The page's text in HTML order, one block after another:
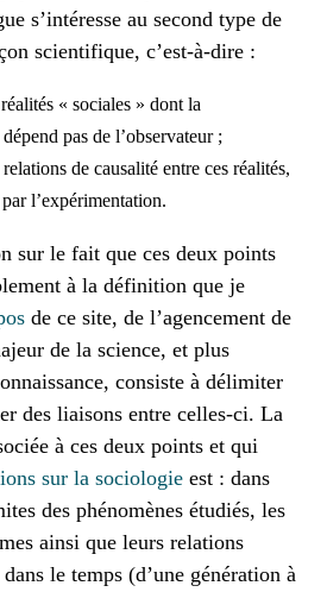
s’intéresse au second type de
scientifique, c’est-à-dire :
« sociales » dont la
pas de l’observateur ;
de causalité entre ces réalités,
l’expérimentation.
sur le fait que ces deux points
à la définition que je
de ce site, de l’agencement de
de la science, et plus
consiste à délimiter
des liaisons entre celles-ci. La
à ces deux points et qui
sur la sociologie est : dans
des phénomènes étudiés, les
ainsi que leurs relations
le temps (d’une génération à